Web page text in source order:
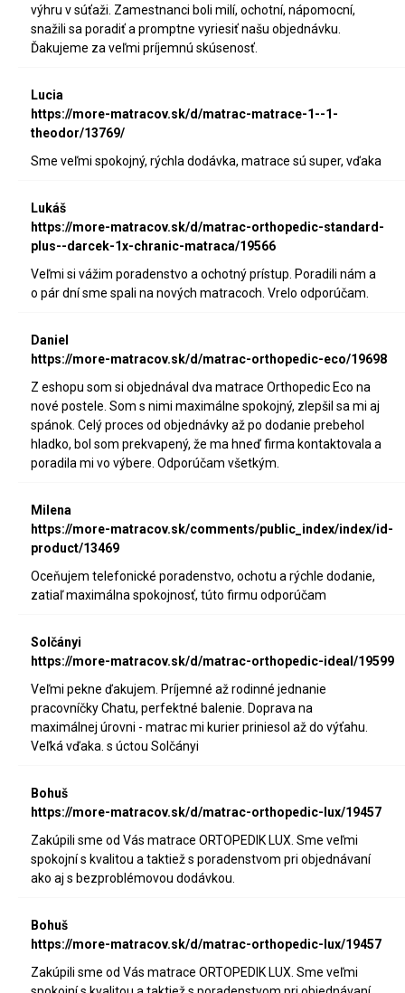
výhru v súťaži. Zamestnanci boli milí, ochotní, nápomocní,
snažili sa poradiť a promptne vyriesiť našu objednávku.
Ďakujeme za veľmi príjemnú skúsenosť.
Lucia
https://more-matracov.sk/d/matrac-matrace-1--1-
theodor/13769/
Sme veľmi spokojný, rýchla dodávka, matrace sú super, vďaka
Lukáš
https://more-matracov.sk/d/matrac-orthopedic-standard-
plus--darcek-1x-chranic-matraca/19566
Veľmi si vážim poradenstvo a ochotný prístup. Poradili nám a
o pár dní sme spali na nových matracoch. Vrelo odporúčam.
Daniel
https://more-matracov.sk/d/matrac-orthopedic-eco/19698
Z eshopu som si objednával dva matrace Orthopedic Eco na
nové postele. Som s nimi maximálne spokojný, zlepšil sa mi aj
spánok. Celý proces od objednávky až po dodanie prebehol
hladko, bol som prekvapený, že ma hneď firma kontaktovala a
poradila mi vo výbere. Odporúčam všetkým.
Milena
https://more-matracov.sk/comments/public_index/index/id-
product/13469
Oceňujem telefonické poradenstvo, ochotu a rýchle dodanie,
zatiaľ maximálna spokojnosť, túto firmu odporúčam
Solčányi
https://more-matracov.sk/d/matrac-orthopedic-ideal/19599
Veľmi pekne ďakujem. Príjemné až rodinné jednanie
pracovníčky Chatu, perfektné balenie. Doprava na
maximálnej úrovni - matrac mi kurier priniesol až do výťahu.
Veľká vďaka. s úctou Solčányi
Bohuš
https://more-matracov.sk/d/matrac-orthopedic-lux/19457
Zakúpili sme od Vás matrace ORTOPEDIK LUX. Sme veľmi
spokojní s kvalitou a taktiež s poradenstvom pri objednávaní
ako aj s bezproblémovou dodávkou.
Bohuš
https://more-matracov.sk/d/matrac-orthopedic-lux/19457
Zakúpili sme od Vás matrace ORTOPEDIK LUX. Sme veľmi